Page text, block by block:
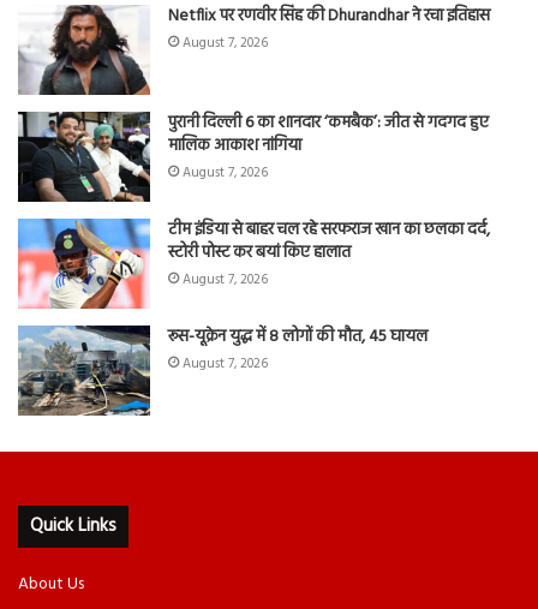
Netflix पर रणवीर सिंह की Dhurandhar ने रचा इतिहास
August 7, 2026
पुरानी दिल्ली 6 का शानदार ‘कमबैक’: जीत से गदगद हुए
मालिक आकाश नांगिया
August 7, 2026
टीम इंडिया से बाहर चल रहे सरफराज खान का छलका दर्द,
स्टोरी पोस्ट कर बयां किए हालात
August 7, 2026
रूस-यूक्रेन युद्ध में 8 लोगों की मौत, 45 घायल
August 7, 2026
Quick Links
About Us